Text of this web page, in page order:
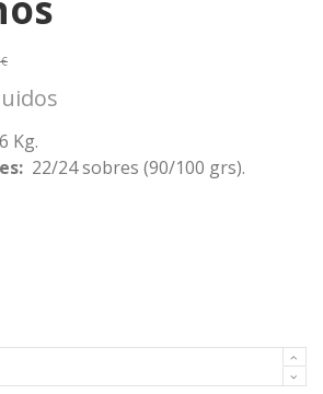
Kg.
22/24sobres (90/100 grs).